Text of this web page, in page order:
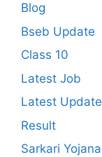
Blog
Bseb Update
Class 10
Latest Job
Latest Update
Result
Sarkari Yojana